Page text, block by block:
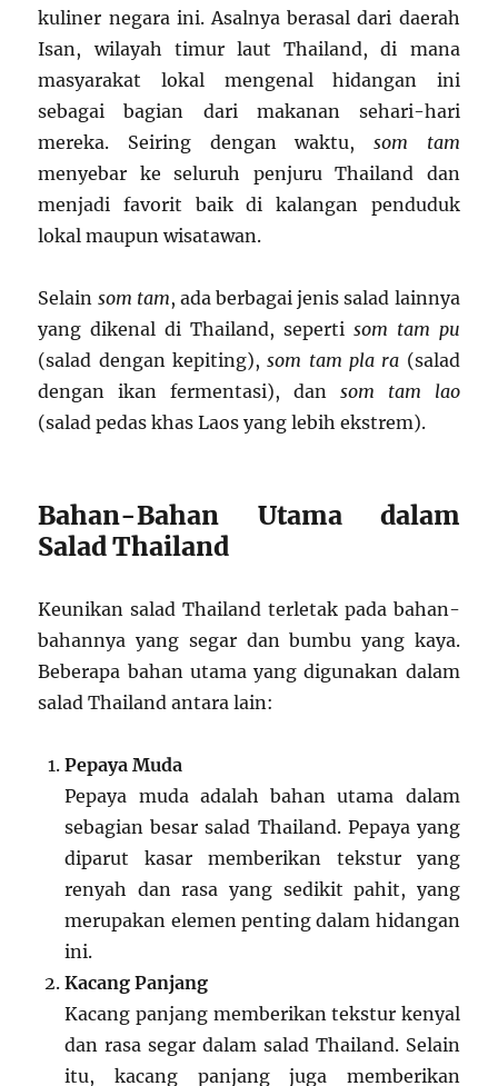
kuliner negara ini. Asalnya berasal dari daerah
Isan, wilayah timur laut Thailand, di mana
masyarakat lokal mengenal hidangan ini
sebagai bagian dari makanan sehari-hari
mereka. Seiring dengan waktu, som tam
menyebar ke seluruh penjuru Thailand dan
menjadi favorit baik di kalangan penduduk
lokal maupun wisatawan.
Selain som tam, ada berbagai jenis salad lainnya
yang dikenal di Thailand, seperti som tam pu
(salad dengan kepiting),som tam pla ra (salad
dengan ikan fermentasi), dan som tam lao
(salad pedas khas Laos yang lebih ekstrem).
Bahan-Bahan Utama dalam
Salad Thailand
Keunikan salad Thailand terletak pada bahan-
bahannya yang segar dan bumbu yang kaya.
Beberapa bahan utama yang digunakan dalam
salad Thailand antara lain:
Pepaya Muda
Pepaya muda adalah bahan utama dalam
sebagian besar salad Thailand. Pepaya yang
diparut kasar memberikan tekstur yang
renyah dan rasa yang sedikit pahit, yang
merupakan elemen penting dalam hidangan
ini.
Kacang Panjang
Kacang panjang memberikan tekstur kenyal
dan rasa segar dalam salad Thailand. Selain
itu, kacang panjang juga memberikan